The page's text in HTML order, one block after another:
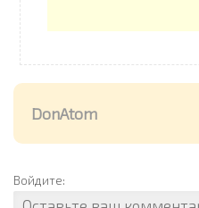
DonAtom
Войдите: